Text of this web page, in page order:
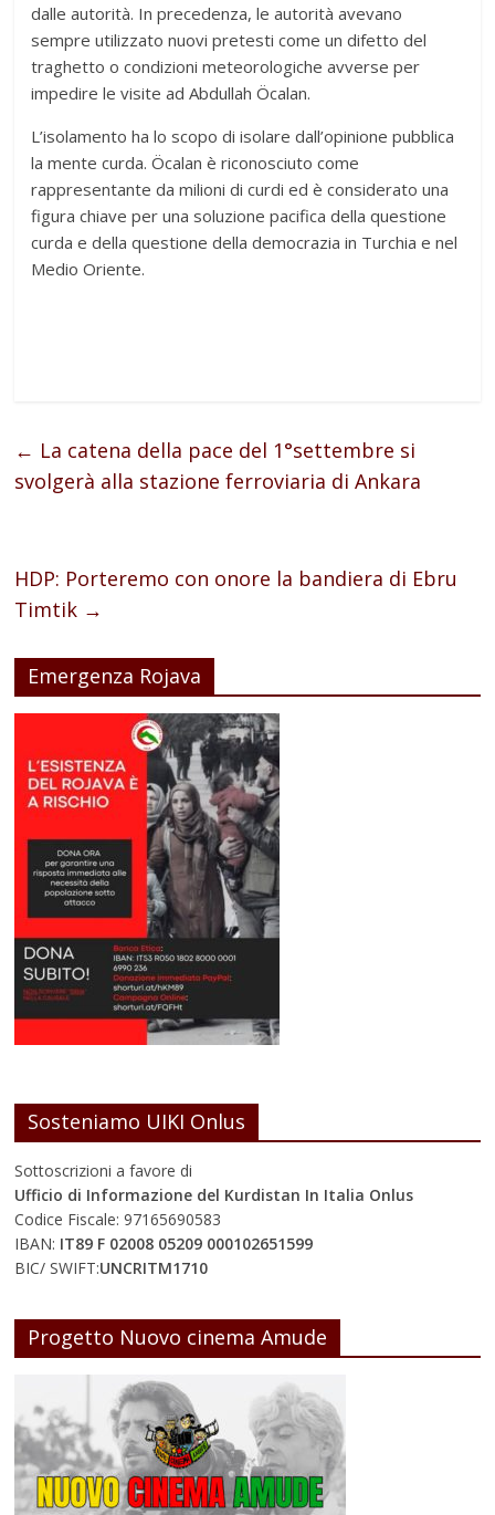
dalle autorità. In precedenza, le autorità avevano
sempre utilizzato nuovi pretesti come un difetto del
traghetto o condizioni meteorologiche avverse per
impedire le visite ad Abdullah Öcalan.
L’isolamento ha lo scopo di isolare dall’opinione pubblica
la mente curda. Öcalan è riconosciuto come
rappresentante da milioni di curdi ed è considerato una
figura chiave per una soluzione pacifica della questione
curda e della questione della democrazia in Turchia e nel
Medio Oriente.
← La catena della pace del 1°settembre si
svolgerà alla stazione ferroviaria di Ankara
HDP: Porteremo con onore la bandiera di Ebru
Timtik →
Emergenza Rojava
Sosteniamo UIKI Onlus
Sottoscrizioni a favore di
Ufficio di Informazione del Kurdistan In Italia Onlus
Codice Fiscale: 97165690583
IBAN: IT89 F 02008 05209 000102651599
BIC/ SWIFT:UNCRITM1710
Progetto Nuovo cinema Amude